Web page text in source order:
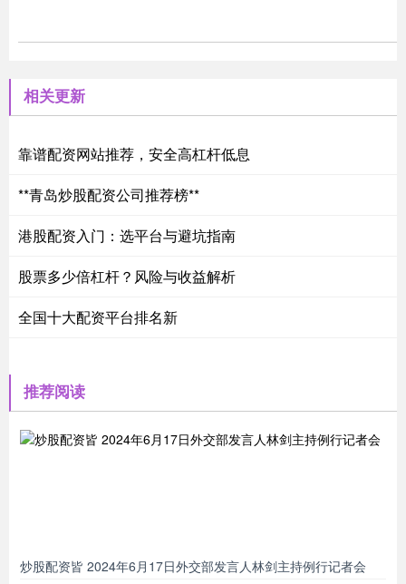
相关更新
靠谱配资网站推荐，安全高杠杆低息
**青岛炒股配资公司推荐榜**
港股配资入门：选平台与避坑指南
股票多少倍杠杆？风险与收益解析
全国十大配资平台排名新
推荐阅读
炒股配资皆 2024年6月17日外交部发言人林剑主持例行记者会